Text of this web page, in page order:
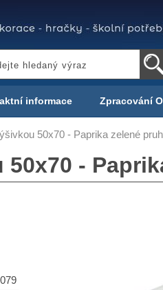
informace Zpracování
50x70 - Paprika zelené
-